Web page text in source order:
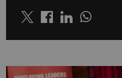
Twitter LinkedinWhatsapp